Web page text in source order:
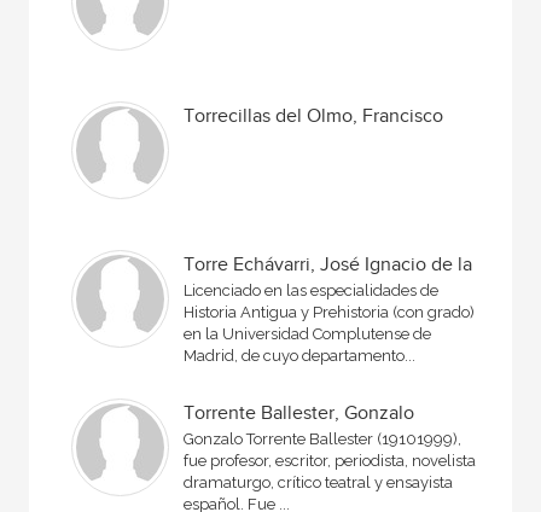
Torrecillas del Olmo, Francisco
Torre Echávarri, José Ignacio de la
Licenciado en las especialidades de
Historia Antigua y Prehistoria (con grado)
en la Universidad Complutense de
Madrid, de cuyo departamento...
Torrente Ballester, Gonzalo
Gonzalo Torrente Ballester (19101999),
fue profesor, escritor, periodista, novelista,
dramaturgo, crítico teatral y ensayista
español. Fue ...